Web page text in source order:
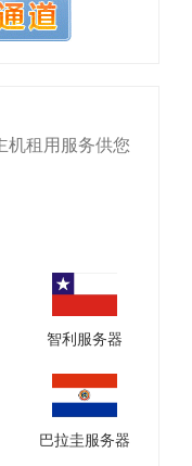
机租用服务供您
智利服务器
巴拉圭服务器